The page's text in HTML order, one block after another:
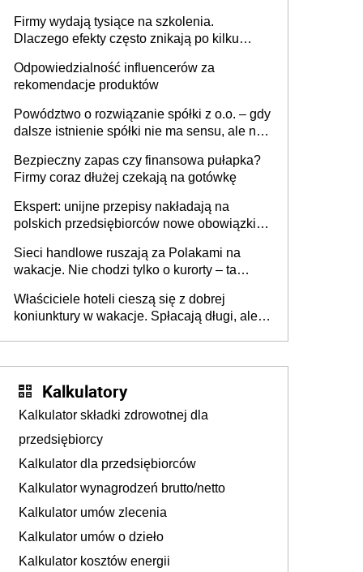
firmie
Firmy wydają tysiące na szkolenia.
Dlaczego efekty często znikają po kilku
Odpowiedzialność influencerów za
rekomendacje produktów
Powództwo o rozwiązanie spółki z o.o. – gdy
dalsze istnienie spółki nie ma sensu, ale nie
Bezpieczny zapas czy finansowa pułapka?
Firmy coraz dłużej czekają na gotówkę
Ekspert: unijne przepisy nakładają na
polskich przedsiębiorców nowe obowiązki w
Sieci handlowe ruszają za Polakami na
wakacje. Nie chodzi tylko o kurorty – ta
tam, gdzie wielu spędzi urlop po cichu
Właściciele hoteli cieszą się z dobrej
koniunktury w wakacje. Spłacają długi, ale
Kalkulatory
Kalkulator składki zdrowotnej dla
przedsiębiorcy
Kalkulator dla przedsiębiorców
Kalkulator wynagrodzeń brutto/netto
Kalkulator umów zlecenia
Kalkulator umów o dzieło
Kalkulator kosztów energii